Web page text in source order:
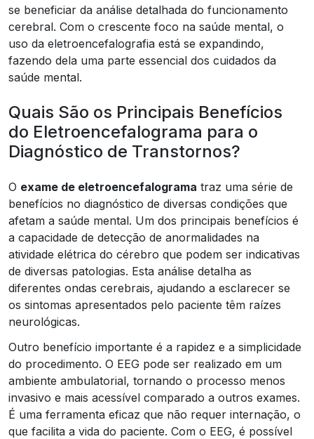
se beneficiar da análise detalhada do funcionamento
cerebral. Com o crescente foco na saúde mental, o
uso da eletroencefalografia está se expandindo,
fazendo dela uma parte essencial dos cuidados da
saúde mental.
Quais São os Principais Benefícios
do Eletroencefalograma para o
Diagnóstico de Transtornos?
O exame de eletroencefalograma traz uma série de
benefícios no diagnóstico de diversas condições que
afetam a saúde mental. Um dos principais benefícios é
a capacidade de detecção de anormalidades na
atividade elétrica do cérebro que podem ser indicativas
de diversas patologias. Esta análise detalha as
diferentes ondas cerebrais, ajudando a esclarecer se
os sintomas apresentados pelo paciente têm raízes
neurológicas.
Outro benefício importante é a rapidez e a simplicidade
do procedimento. O EEG pode ser realizado em um
ambiente ambulatorial, tornando o processo menos
invasivo e mais acessível comparado a outros exames.
É uma ferramenta eficaz que não requer internação, o
que facilita a vida do paciente. Com o EEG, é possível